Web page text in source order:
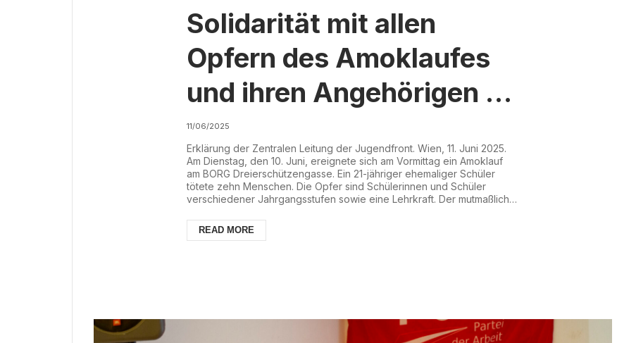
Solidarität mit allen
Opfern des Amoklaufes
und ihren Angehörigen –
Schluss mit Gewalt an
Schulen
11/06/2025
Erklärung der Zentralen Leitung der Jugendfront. Wien, 11. Juni 2025.
Am Dienstag, den 10. Juni, ereignete sich am Vormittag ein Amoklauf
am BORG Dreierschützengasse. Ein 21-jähriger ehemaliger Schüler
tötete zehn Menschen. Die Opfer sind Schülerinnen und Schüler
verschiedener Jahrgangsstufen sowie eine Lehrkraft. Der mutmaßliche
sind verletzt, zum Teil schwer. Mittlerweile befinden sich alle in einem
stabilen Zustand. Unser Mitge...
READ MORE